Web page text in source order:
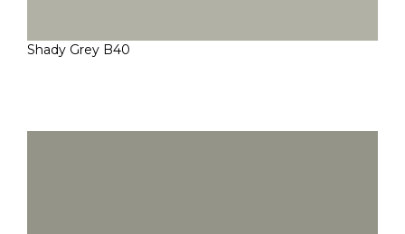
Shady Grey B40